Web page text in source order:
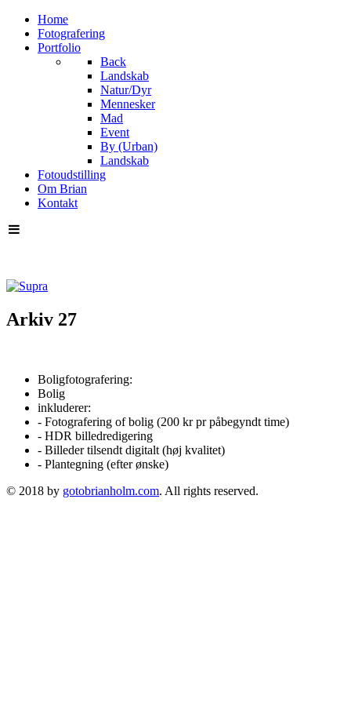
Home
Fotografering
Portfolio
Back
Landskab
Natur/Dyr
Mennesker
Mad
Event
By (Urban)
Landskab
Fotoudstilling
Om Brian
Kontakt
Arkiv 27
Boligfotografering:
Bolig
inkluderer:
- Fotografering of bolig (200 kr pr påbegyndt time)
- HDR billedredigering
- Billeder tilsendt digitalt (høj kvalitet)
- Plantegning (efter ønske)
© 2018 by gotobrianholm.com. All rights reserved.